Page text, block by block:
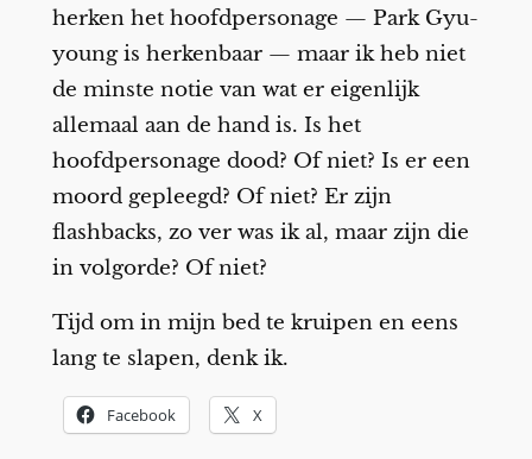
herken het hoofdpersonage — Park Gyu-
young is herkenbaar — maar ik heb niet
de minste notie van wat er eigenlijk
allemaal aan de hand is. Is het
hoofdpersonage dood? Of niet? Is er een
moord gepleegd? Of niet? Er zijn
flashbacks, zo ver was ik al, maar zijn die
in volgorde? Of niet?
Tijd om in mijn bed te kruipen en eens
lang te slapen, denk ik.
Facebook X